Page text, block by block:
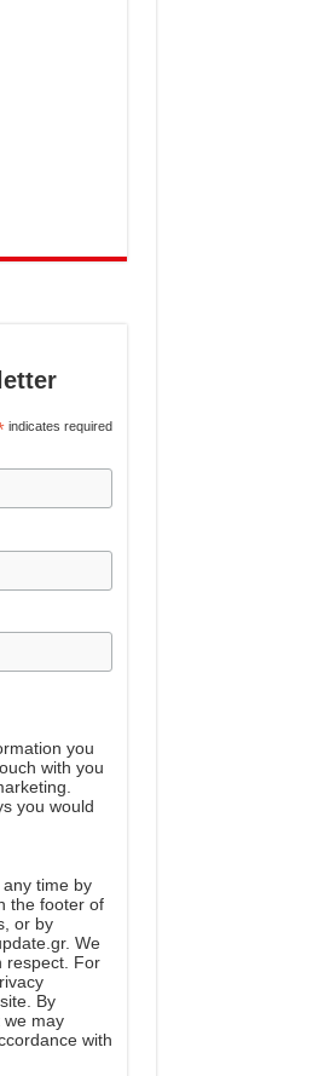
indicates required
you
with you
you would
time by
the footer of
or by
We
respect. For
By
we may
with